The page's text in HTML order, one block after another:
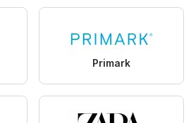
Primark